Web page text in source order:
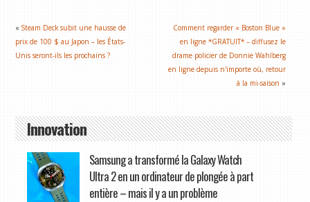
«Steam Deck subit une hausse de
prix de 100 $ au Japon – les États-
Unis seront-ils les prochains ?
Comment regarder « Boston Blue »
en ligne *GRATUIT* – diffusez le
drame policier de Donnie Wahlberg
en ligne depuis n'importe où, retour
à la mi-saison »
Innovation
Samsung a transformé la Galaxy Watch
Ultra 2 en un ordinateur de plongée à part
entière – mais il y a un problème